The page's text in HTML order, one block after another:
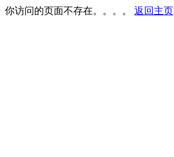
你访问的页面不存在。。。。 返回主页